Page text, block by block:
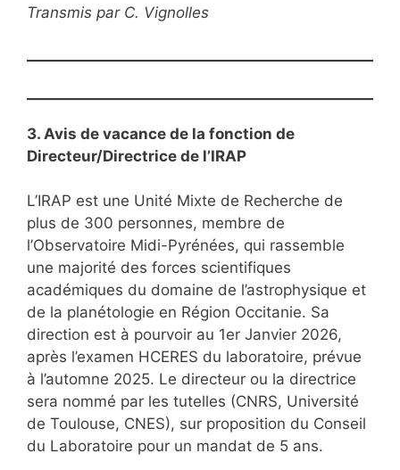
Transmis par C. Vignolles
3. Avis de vacance de la fonction de
Directeur/Directrice de l’IRAP
L’IRAP est une Unité Mixte de Recherche de
plus de 300 personnes, membre de
l’Observatoire Midi-Pyrénées, qui rassemble
une majorité des forces scientifiques
académiques du domaine de l’astrophysique et
de la planétologie en Région Occitanie. Sa
direction est à pourvoir au 1er Janvier 2026,
après l’examen HCERES du laboratoire, prévue
à l’automne 2025. Le directeur ou la directrice
sera nommé par les tutelles (CNRS, Université
de Toulouse, CNES), sur proposition du Conseil
du Laboratoire pour un mandat de 5 ans.